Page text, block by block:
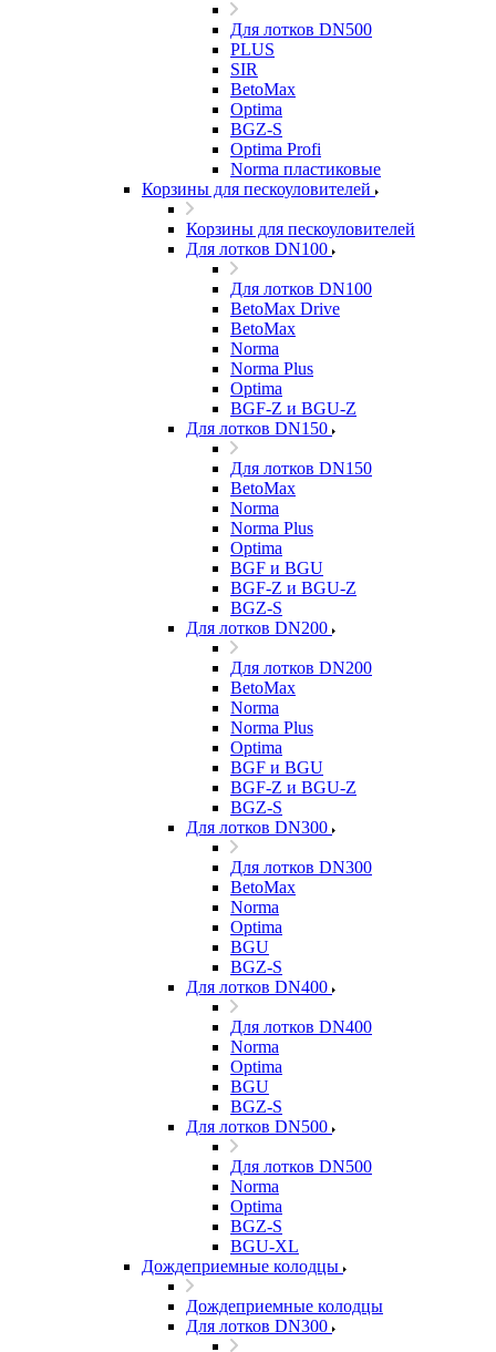
Для лотков DN500
PLUS
SIR
BetoMax
Optima
BGZ-S
Optima Profi
Norma пластиковые
Корзины для пескоуловителей
Корзины для пескоуловителей
Для лотков DN100
Для лотков DN100
BetoMax Drive
BetoMax
Norma
Norma Plus
Optima
BGF-Z и BGU-Z
Для лотков DN150
Для лотков DN150
BetoMax
Norma
Norma Plus
Optima
BGF и BGU
BGF-Z и BGU-Z
BGZ-S
Для лотков DN200
Для лотков DN200
BetoMax
Norma
Norma Plus
Optima
BGF и BGU
BGF-Z и BGU-Z
BGZ-S
Для лотков DN300
Для лотков DN300
BetoMax
Norma
Optima
BGU
BGZ-S
Для лотков DN400
Для лотков DN400
Norma
Optima
BGU
BGZ-S
Для лотков DN500
Для лотков DN500
Norma
Optima
BGZ-S
BGU-XL
Дождеприемные колодцы
Дождеприемные колодцы
Для лотков DN300